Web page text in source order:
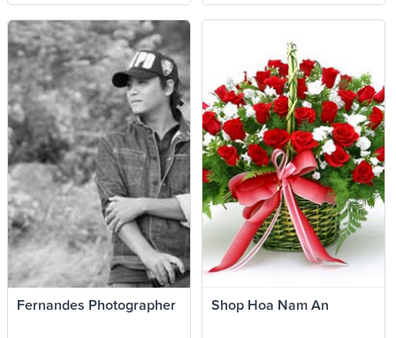
Fernandes Photographer Shop Hoa Nam An